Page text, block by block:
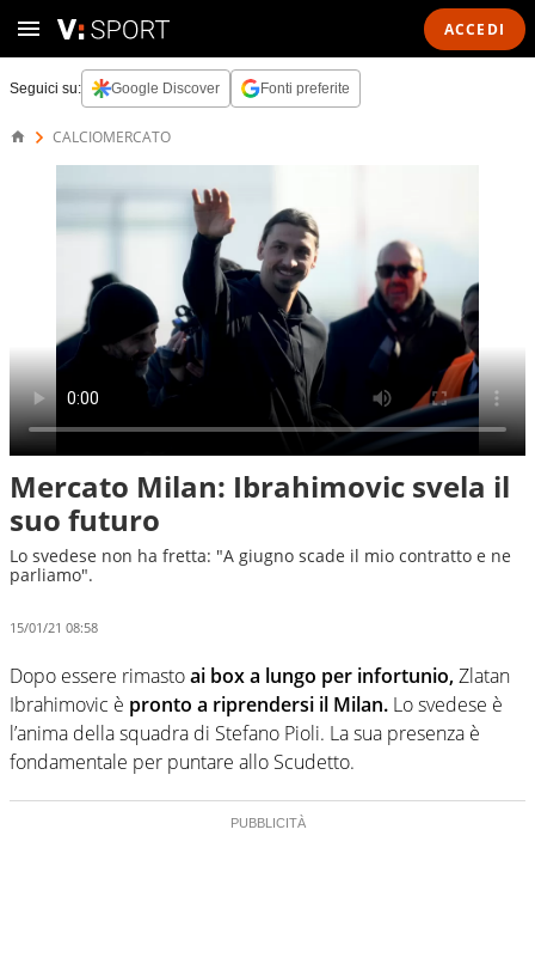
ACCEDI
Seguici su: Google Discover Fonti preferite
CALCIOMERCATO
Mercato Milan: Ibrahimovic svela il
suo futuro
Lo svedese non ha fretta: "A giugno scade il mio contratto e ne
parliamo".
15/01/21 08:58
Dopo essere rimastoai box a lungo per infortunio,Zlatan
Ibrahimovic è pronto a riprendersi il Milan. Lo svedese è
l’anima della squadra di Stefano Pioli. La sua presenza è
fondamentale per puntare allo Scudetto.